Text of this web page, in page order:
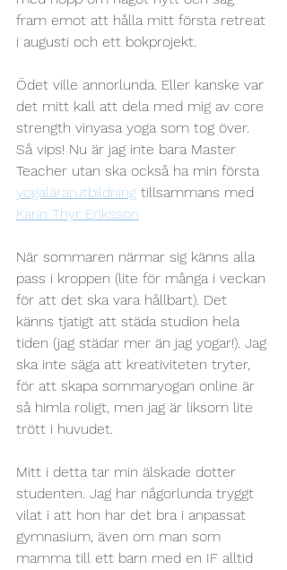
fram emot att hålla mitt första retreat
i augusti och ett bokprojekt.
Ödet ville annorlunda. Eller kanske var
det mitt kall att dela med mig av core
strength vinyasa yoga som tog över.
Så vips! Nu är jag inte bara Master
Teacher utan ska också ha min första
yogalärarutbildning tillsammans med
Karin Thyr Eriksson
När sommaren närmar sig känns alla
pass i kroppen (lite för många i veckan
för att det ska vara hållbart). Det
känns tjatigt att städa studion hela
tiden (jag städar mer än jag yogar!). Jag
ska inte säga att kreativiteten tryter,
för att skapa sommaryogan online är
så himla roligt, men jag är liksom lite
trött i huvudet.
Mitt i detta tar min älskade dotter
studenten. Jag har någorlunda tryggt
vilat i att hon har det bra i anpassat
gymnasium, även om man som
mamma till ett barn med en IF alltid